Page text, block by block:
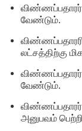
விண்ணப்பதாரர்
வேண்டும்.
லட்சத்திற்கு
விண்ணப்பதாரர்
வேண்டும்.
அனுபவம்